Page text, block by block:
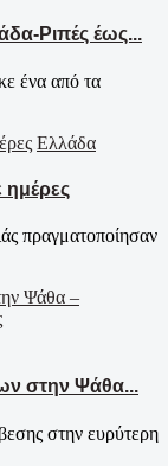
Ριπές έως...
ένα από τα
Ελλάδα
ημέρες
πραγματοποίησαν
στην Ψάθα...
στην ευρύτερη